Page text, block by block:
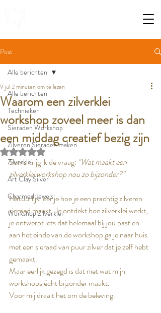
Post
Alle berichten
Technieken
Sieraden Workshop
Zilveren Sieraden maken
Zilverklei
Art Clay Silver
Charmed Jewels
Workshop Zilverklei
Alle berichten
Waarom een zilverklei
workshop zoveel meer is dan
een middag creatief bezig zijn
9 jul2 minuten om te lezen
Beoordeeld met NaN uit 5 sterren.
Soms krijg ik de vraag: "Wat maakt een
zilverklei workshop nou zo bijzonder?"
Natuurlijk leer je hoe je een prachtig zilveren
sieraad maakt. Je ontdekt hoe zilverklei werkt,
je ontwerpt iets dat helemaal bij jou past en
aan het einde van de workshop ga je naar huis
met een sieraad van puur zilver dat je zelf hebt
gemaakt.
Maar eerlijk gezegd is dat niet wat mijn
workshops écht bijzonder maakt.
Voor mij draait het om de beleving.